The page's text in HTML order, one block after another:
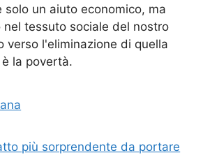
solo un aiuto economico, ma
nel tessuto sociale del nostro
verso l'eliminazione di quella
la povertà.
più sorprendente da portare